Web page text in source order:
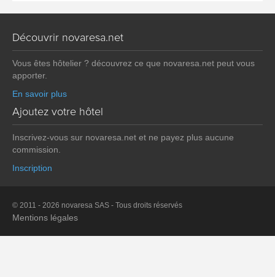
Découvrir novaresa.net
Vous êtes hôtelier ? découvrez ce que novaresa.net peut vous
apporter.
En savoir plus
Ajoutez votre hôtel
Inscrivez-vous sur novaresa.net et ne payez plus aucune
commission.
Inscription
© 2011 - 2026 novaresa SAS - Tous droits réservés
Mentions légales